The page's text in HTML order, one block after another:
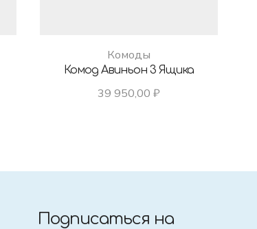
Комоды
Комод Авиньон 3 Ящика
39 950,00 ₽
Подписаться на